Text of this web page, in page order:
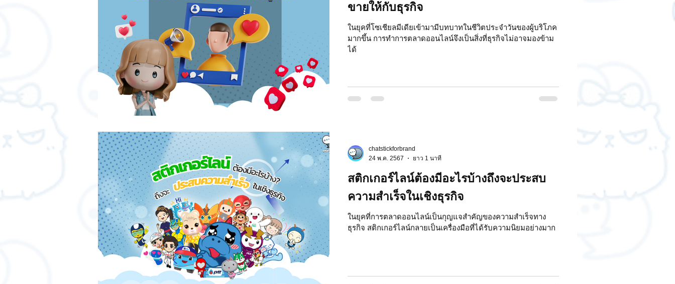
ขายให้กับธุรกิจ
ในยุคที่โซเชียลมีเดียเข้ามามีบทบาทในชีวิตประจำวันของผู้บริโภค
มากขึ้น การทำการตลาดออนไลน์จึงเป็นสิ่งที่ธุรกิจไม่อาจมองข้าม
ได้
สติกเกอร์ไลน์ต้องมีอะไรบ้างถึงจะประสบ
ความสำเร็จในเชิงธุรกิจ
ในยุคที่การตลาดออนไลน์เป็นกุญแจสำคัญของความสำเร็จทาง
ธุรกิจ สติกเกอร์ไลน์กลายเป็นเครื่องมือที่ได้รับความนิยมอย่างมาก
chatstickforbrand
24 พ.ค. 2567
ยาว 1 นาที